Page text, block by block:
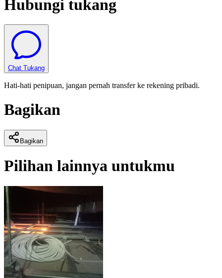
Hubungi tukang
Chat Tukang
Hati-hati penipuan, jangan pernah transfer ke rekening pribadi.
Bagikan
Bagikan
Pilihan lainnya untukmu